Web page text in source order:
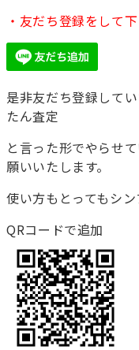
・友だち登録をして
是非友だち登録して
たん査定
と言った形でやらせ
願いいたします。
使い方もとってもシン
QRコードで追加